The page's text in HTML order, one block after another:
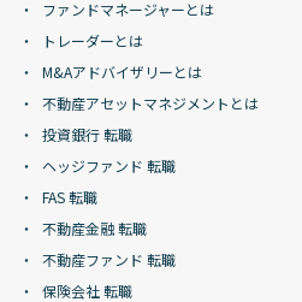
ファンドマネージャーとは
トレーダーとは
M&Aアドバイザリーとは
不動産アセットマネジメントとは
投資銀行 転職
ヘッジファンド 転職
FAS 転職
不動産金融 転職
不動産ファンド 転職
保険会社 転職